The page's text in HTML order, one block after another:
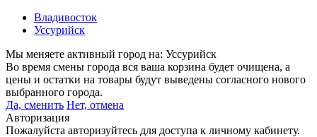
Владивосток
Уссурийск
Мы меняете активный город на: Уссурийск
Во время смены города вся ваша корзина будет очищена, а
цены и остатки на товары будут выведены согласного нового
выбранного города.
Да, сменить Нет, отмена
Авторизация
Пожалуйста авторизуйтесь для доступа к личному кабинету.